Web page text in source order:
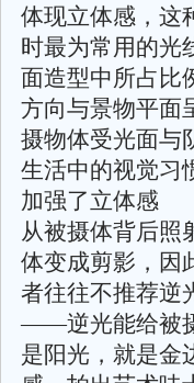
体现立体感，这
时最为常用的光
面造型中所占比
方向与景物平面
摄物体受光面与
生活中的视觉
加强了立
从被摄体背后照
体变成剪影，因
者往往不推荐逆
——逆光能给被
是阳光，就是金